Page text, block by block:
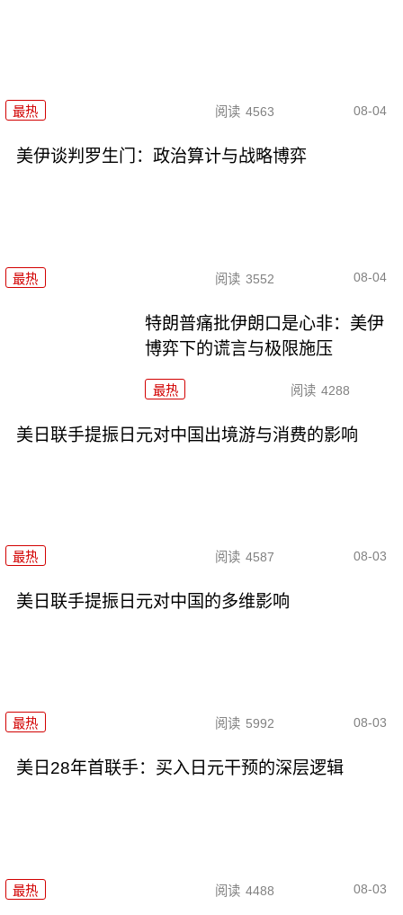
最热 阅读 4563 08-04
美伊谈判罗生门：政治算计与战略博弈
最热 阅读 3552 08-04
特朗普痛批伊朗口是心非：美伊
博弈下的谎言与极限施压
最热 阅读 4288
美日联手提振日元对中国出境游与消费的影响
最热 阅读 4587 08-03
美日联手提振日元对中国的多维影响
最热 阅读 5992 08-03
美日28年首联手：买入日元干预的深层逻辑
最热 阅读 4488 08-03